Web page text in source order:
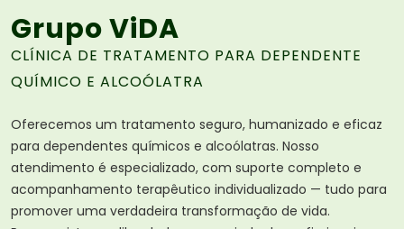
Grupo ViDA
CLÍNICA DE TRATAMENTO PARA DEPENDENTE
QUÍMICO E ALCOÓLATRA
Oferecemos um tratamento seguro, humanizado e eficaz
para dependentes químicos e alcoólatras. Nosso
atendimento é especializado, com suporte completo e
acompanhamento terapêutico individualizado — tudo para
promover uma verdadeira transformação de vida.